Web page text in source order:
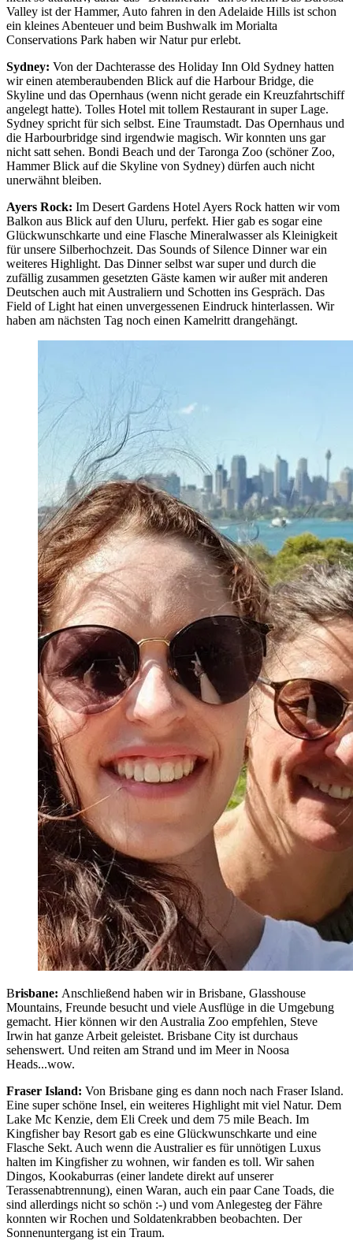
Valley ist der Hammer, Auto fahren in den Adelaide Hills ist schon
ein kleines Abenteuer und beim Bushwalk im Morialta
Conservations Park haben wir Natur pur erlebt.
Sydney: Von der Dachterasse des Holiday Inn Old Sydney hatten
wir einen atemberaubenden Blick auf die Harbour Bridge, die
Skyline und das Opernhaus (wenn nicht gerade ein Kreuzfahrtschiff
angelegt hatte). Tolles Hotel mit tollem Restaurant in super Lage.
Sydney spricht für sich selbst. Eine Traumstadt. Das Opernhaus und
die Harbourbridge sind irgendwie magisch. Wir konnten uns gar
nicht satt sehen. Bondi Beach und der Taronga Zoo (schöner Zoo,
Hammer Blick auf die Skyline von Sydney) dürfen auch nicht
unerwähnt bleiben.
Ayers Rock: Im Desert Gardens Hotel Ayers Rock hatten wir vom
Balkon aus Blick auf den Uluru, perfekt. Hier gab es sogar eine
Glückwunschkarte und eine Flasche Mineralwasser als Kleinigkeit
für unsere Silberhochzeit. Das Sounds of Silence Dinner war ein
weiteres Highlight. Das Dinner selbst war super und durch die
zufällig zusammen gesetzten Gäste kamen wir außer mit anderen
Deutschen auch mit Australiern und Schotten ins Gespräch. Das
Field of Light hat einen unvergessenen Eindruck hinterlassen. Wir
haben am nächsten Tag noch einen Kamelritt drangehängt.
Brisbane: Anschließend haben wir in Brisbane, Glasshouse
Mountains, Freunde besucht und viele Ausflüge in die Umgebung
gemacht. Hier können wir den Australia Zoo empfehlen, Steve
Irwin hat ganze Arbeit geleistet. Brisbane City ist durchaus
sehenswert. Und reiten am Strand und im Meer in Noosa
Heads...wow.
Fraser Island: Von Brisbane ging es dann noch nach Fraser Island.
Eine super schöne Insel, ein weiteres Highlight mit viel Natur. Dem
Lake Mc Kenzie, dem Eli Creek und dem 75 mile Beach. Im
Kingfisher bay Resort gab es eine Glückwunschkarte und eine
Flasche Sekt. Auch wenn die Australier es für unnötigen Luxus
halten im Kingfisher zu wohnen, wir fanden es toll. Wir sahen
Dingos, Kookaburras (einer landete direkt auf unserer
Terassenabtrennung), einen Waran, auch ein paar Cane Toads, die
sind allerdings nicht so schön :-) und vom Anlegesteg der Fähre
konnten wir Rochen und Soldatenkrabben beobachten. Der
Sonnenuntergang ist ein Traum.